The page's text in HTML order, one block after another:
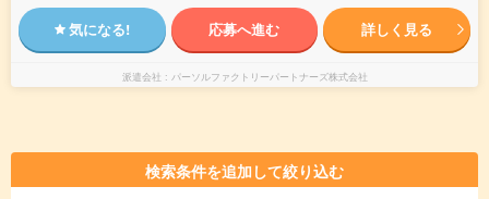
気になる! 応募へ進む 詳しく見る
派遣会社 パーソルファクトリーパートナーズ株式会社
検索条件を追加して絞り込む